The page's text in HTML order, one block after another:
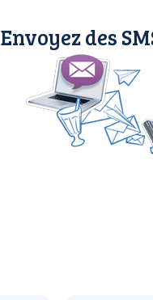
Envoyez des